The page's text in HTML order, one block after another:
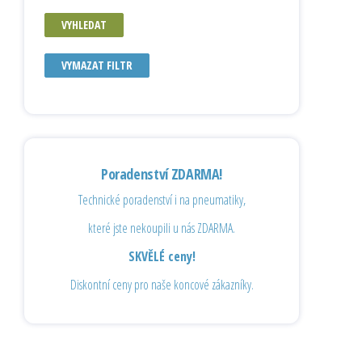
VYHLEDAT
VYMAZAT FILTR
Poradenství ZDARMA!
Technické poradenství i na pneumatiky,
které jste nekoupili u nás ZDARMA.
SKVĚLÉ ceny!
Diskontní ceny pro naše koncové zákazníky.